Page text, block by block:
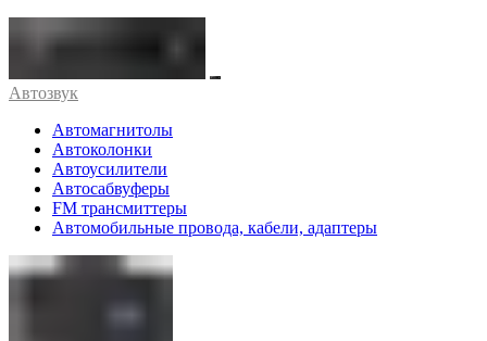
Автозвук
Автомагнитолы
Автоколонки
Автоусилители
Автосабвуферы
FM трансмиттеры
Автомобильные провода, кабели, адаптеры